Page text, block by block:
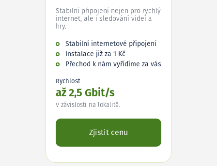
Stabilní připojení nejen pro rychlý
internet, ale i sledování videí a
hry.
Stabilní internetové připojení
Instalace již za 1 Kč
Přechod k nám vyřídíme za vás
Rychlost
až 2,5 Gbit/s
V závislosti na lokalitě.
Zjistit cenu